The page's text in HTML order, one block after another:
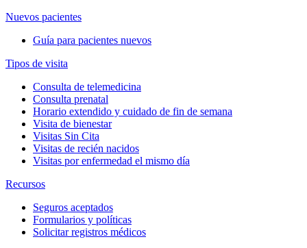
Nuevos pacientes
Guía para pacientes nuevos
Tipos de visita
Consulta de telemedicina
Consulta prenatal
Horario extendido y cuidado de fin de semana
Visita de bienestar
Visitas Sin Cita
Visitas de recién nacidos
Visitas por enfermedad el mismo día
Recursos
Seguros aceptados
Formularios y políticas
Solicitar registros médicos